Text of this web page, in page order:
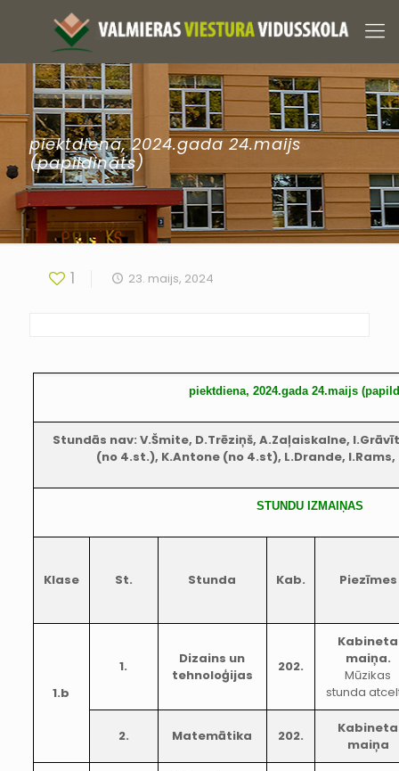
piektdiena, 2024.gada 24.maijs
(papildināts)
1 23. maijs, 2024
piektdiena, 2024.gada 24.maijs
Stundās nav: V.Šmite, D.Trēziņš, A.Zaļaiskalne,
(no 4.st.), K.Antone (no 4.st), L.Drande,
STUNDU IZMAIŅAS
Klase St. Stunda Kab. Piezīmes
1.b
1.
Dizains un
tehnoloģijas
202.
Kabineta
maiņa.
Mūzikas
stunda
2. Matemātika 202.
Kabineta
maiņa